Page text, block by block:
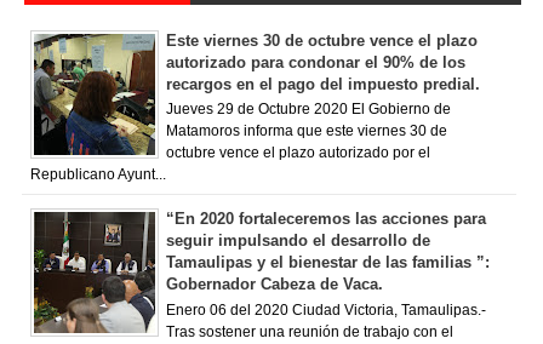
Este viernes 30 de octubre vence el plazo
autorizado para condonar el 90% de los
recargos en el pago del impuesto predial.
Jueves 29 de Octubre 2020 El Gobierno de
Matamoros informa que este viernes 30 de
octubre vence el plazo autorizado por el
Republicano Ayunt...
“En 2020 fortaleceremos las acciones para
seguir impulsando el desarrollo de
Tamaulipas y el bienestar de las familias ”:
Gobernador Cabeza de Vaca.
Enero 06 del 2020 Ciudad Victoria, Tamaulipas.-
Tras sostener una reunión de trabajo con el